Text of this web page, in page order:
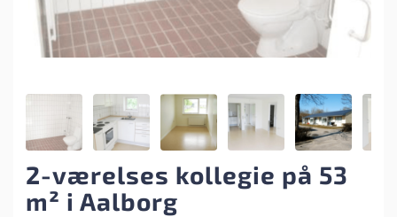
2-værelses kollegie på 53
m² i Aalborg